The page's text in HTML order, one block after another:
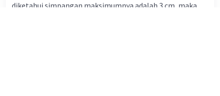
diketahui simpangan maksimumnya adalah 3 cm, maka